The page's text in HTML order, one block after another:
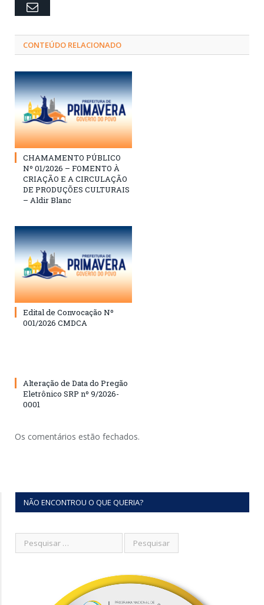
Email
CONTEÚDO RELACIONADO
CHAMAMENTO PÚBLICO
Nº 01/2026 – FOMENTO À
CRIAÇÃO E A CIRCULAÇÃO
DE PRODUÇÕES CULTURAIS
– Aldir Blanc
Edital de Convocação Nº
001/2026 CMDCA
Alteração de Data do Pregão
Eletrônico SRP nº 9/2026-
0001
Os comentários estão fechados.
NÃO ENCONTROU O QUE QUERIA?